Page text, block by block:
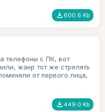
file_download 600.6 Kb
телефоны с ПК, вот
жанр тот же стрелять
от первого лица,
file_download 449.0 Kb